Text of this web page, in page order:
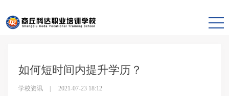
首页 学校资讯
如何短时间内提升学历？
学校资讯 2021-07-23 18:12